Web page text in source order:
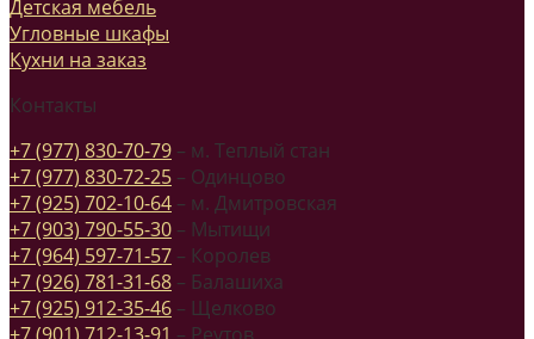
Детская мебель
Угловные шкафы
Кухни на заказ
Контакты
+7 (977) 830-70-79 – м. Теплый стан
+7 (977) 830-72-25 – Одинцово
+7 (925) 702-10-64 – м. Дмитровская
+7 (903) 790-55-30 – Мытищи
+7 (964) 597-71-57 – Королев
+7 (926) 781-31-68 – Балашиха
+7 (925) 912-35-46 – Щелково